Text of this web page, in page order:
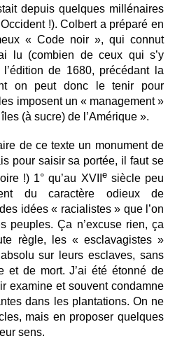
depuis quelques millénaires
!). Colbert a préparé en
« Code noir », qui connut
lu (combien de ceux qui s’y
de 1680, précédant la
on peut donc le tenir pour
imposent un « management »
(à sucre) de l’Amérique ».
de ce texte un monument de
pour saisir sa portée, il faut se
!) 1° qu’au XVII esiècle peu
du caractère odieux de
idées « racialistes » que l’on
peuples. Ça n’excuse rien, ça
règle, les « esclavagistes »
sur leurs esclaves, sans
et de mort. J’ai été étonné de
examine et souvent condamne
dans les plantations. On ne
mais en proposer quelques
sens.